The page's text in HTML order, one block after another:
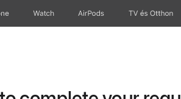
Watch AirPods TV és Otthon